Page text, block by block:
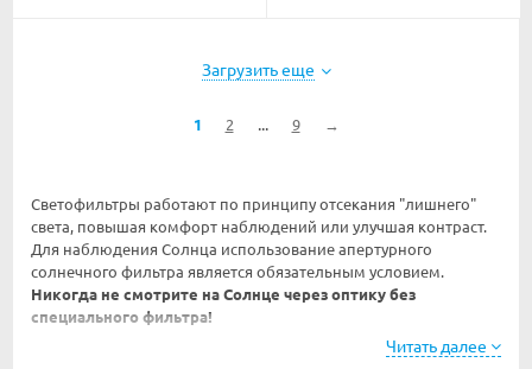
Загрузить еще
1 2 ... 9 →
Светофильтры работают по принципу отсекания "лишнего"
света, повышая комфорт наблюдений или улучшая контраст.
Для наблюдения Солнца использование апертурного
солнечного фильтра является обязательным условием.
Никогда не смотрите на Солнце через оптику без
специального фильтра!
вы можете приобрести различные
Читать далее